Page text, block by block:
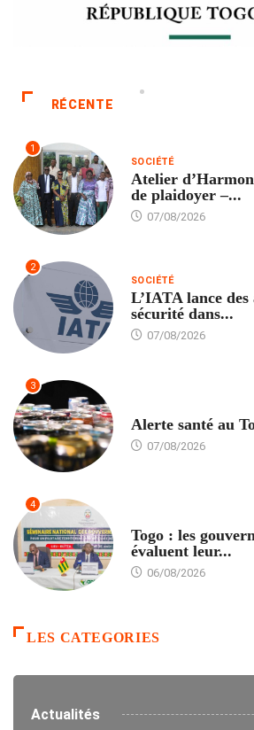
RÉCENTE
1
SOCIÉTÉ
Atelier
de plaidoyer –...
07/08/2026
2
SOCIÉTÉ
L’IATA lance
sécurité dans...
07/08/2026
3
Alerte santé au
07/08/2026
4
Togo : les
évaluent leur...
06/08/2026
LES CATEGORIES
Actualités